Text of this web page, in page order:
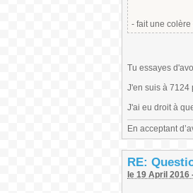
- fait une
Tu essayes
J'en suis à 7124
J'ai eu droit à
En acceptant
RE:
le 19 April 2016